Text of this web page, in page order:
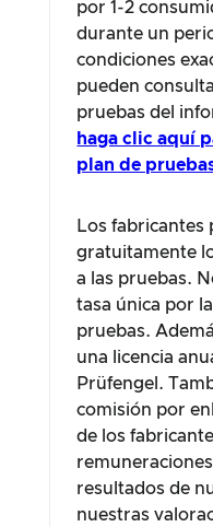
por 1-2
durante un
condiciones
pueden
pruebas del
haga clic aquí
plan de
Los fabricantes
gratuitamente
a las pruebas.
tasa única por
pruebas.
una licencia
Prüfengel.
comisión por
de los
resultados de
nuestras